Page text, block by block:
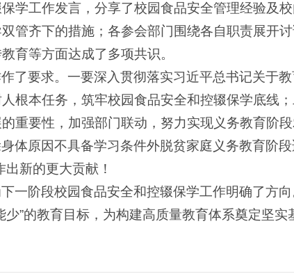
学工作发言，分享了校园食品安全管理经验及
管齐下的措施；各参会部门围绕各自职责展开
育等方面达成了多项共识。
了要求。一要深入贯彻落实习近平总书记关于
根本任务，筑牢校园食品安全和控辍保学底线
重要性，加强部门联动，努力实现义务教育阶
体原因不具备学习条件外脱贫家庭义务教育阶
新的更大贡献！
一阶段校园食品安全和控辍保学工作明确了方
”的教育目标，为构建高质量教育体系奠定坚实